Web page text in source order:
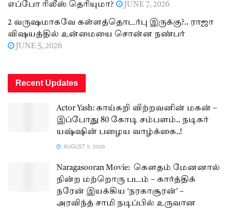
எப்போ ரிலீஸ் தெரியுமா?
JUNE 7, 2026
2 வருஷமாகவே கள்ளத்தொடர்பு இருக்கு?.. ராஜா
விஷயத்தில் உன்மையை சொன்ன நண்பர்
JUNE 5, 2026
Recent Updates
Actor Yash: காய்கறி விற்றவனின் மகன் –
இப்போது 80 கோடி சம்பளம்.. நடிகர்
யஷ்ஷின் பழைய வாழ்க்கை..!
AUGUST 5, 2026
Naragasooran Movie: கௌதம் மேனனால்
நின்ற மற்றொரு படம் – கார்த்திக்
நரேன் இயக்கிய ‘நரகாசூரன்’ –
அரவிந்த் சாமி நடிப்பில் உருவான